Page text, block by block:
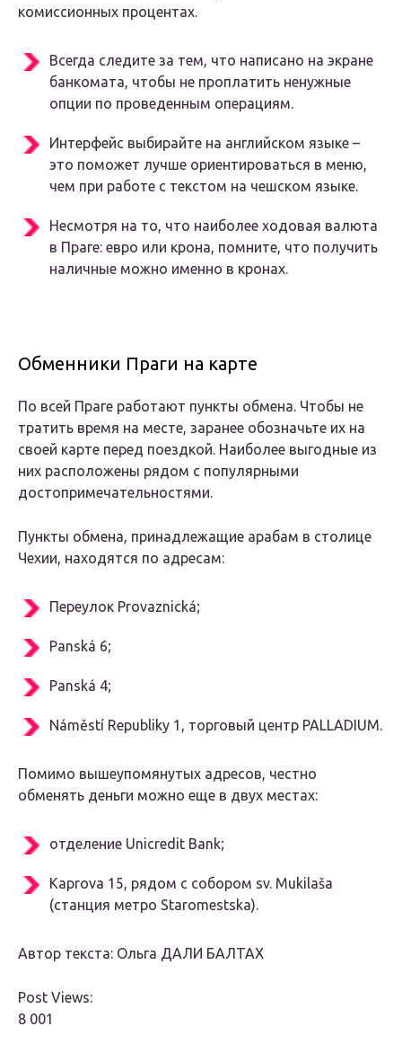
комиссионных процентах.
Всегда следите за тем, что написано на экране
банкомата, чтобы не проплатить ненужные
опции по проведенным операциям.
Интерфейс выбирайте на английском языке –
это поможет лучше ориентироваться в меню,
чем при работе с текстом на чешском языке.
Несмотря на то, что наиболее ходовая валюта
в Праге: евро или крона, помните, что получить
наличные можно именно в кронах.
Обменники Праги на карте
По всей Праге работают пункты обмена. Чтобы не
тратить время на месте, заранее обозначьте их на
своей карте перед поездкой. Наиболее выгодные из
них расположены рядом с популярными
достопримечательностями.
Пункты обмена, принадлежащие арабам в столице
Чехии, находятся по адресам:
Переулок Provaznická;
Panská 6;
Panská 4;
Náměstí Republiky 1, торговый центр PALLADIUM.
Помимо вышеупомянутых адресов, честно
обменять деньги можно еще в двух местах:
отделение Unicredit Bank;
Kaprova 15, рядом с собором sv. Mukilaša
(станция метро Staromestska).
Автор текста: Ольга ДАЛИ БАЛТАХ
Post Views:
8 001